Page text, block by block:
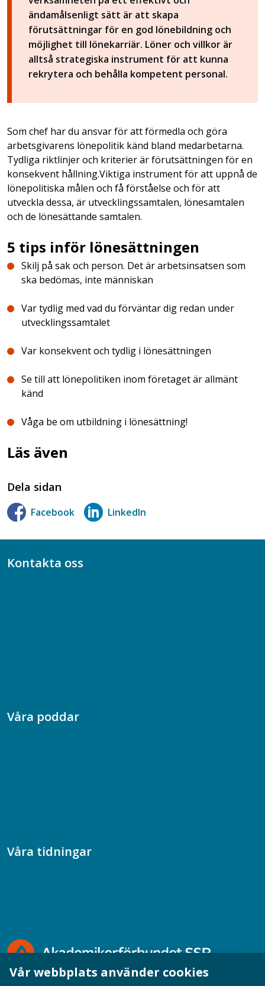
ändamålsenligt sätt är att skapa
förutsättningar för en god lönebildning och
möjlighet till lönekarriär. Löner och villkor är
alltså strategiska instrument för att kunna
rekrytera och behålla kompetent personal.
Som chef har du ansvar för att förmedla och göra
arbetsgivarens lönepolitik känd bland medarbetarna.
Tydliga riktlinjer och kriterier är förutsättningen för en
konsekvent hållning.Viktiga instrument för att uppnå de
lönepolitiska målen och få förståelse och för att
utveckla dessa, är utvecklingssamtalen, lönesamtalen
och de lönesättande samtalen.
5 tips inför lönesättningen
Skilj på sak och person. Det är arbetsinsatsen som
ska bedömas, inte människan
Var tydlig med vad du förväntar dig redan under
utvecklingssamtalet
Var konsekvent och tydlig i lönesättningen
Se till att lönepolitiken inom företaget är allmänt
känd
Våga be om utbildning i lönesättning!
Läs även
Dela sidan
Facebook LinkedIn
Kontakta oss
Våra poddar
Våra tidningar
Vår webbplats använder cookies